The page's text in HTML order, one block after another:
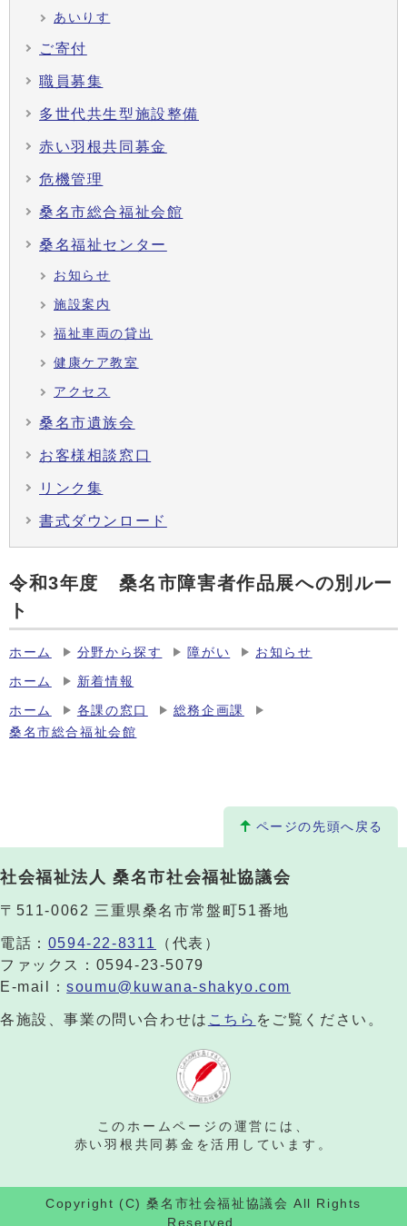
あいりす
ご寄付
職員募集
多世代共生型施設整備
赤い羽根共同募金
危機管理
桑名市総合福祉会館
桑名福祉センター
お知らせ
施設案内
福祉車両の貸出
健康ケア教室
アクセス
桑名市遺族会
お客様相談窓口
リンク集
書式ダウンロード
令和3年度 桑名市障害者作品展への別ルー
ト
ホーム 分野から探す 障がい お知らせ
ホーム 新着情報
ホーム 各課の窓口
総務企画課
桑名市総合福祉会館
ページの先頭へ戻る
社会福祉法人 桑名市社会福祉協議会
〒511-0062 三重県桑名市常盤町51番地
電話： 0594-22-8311
（代表）
ファックス：0594-23-5079
E-mail：soumu@kuwana-shakyo.com
各施設、事業の問い合わせは こちら をご覧ください。
このホームページの運営には、
赤い羽根共同募金を活用しています。
Copyright (C) 桑名市社会福祉協議会 All Rights
Reserved.